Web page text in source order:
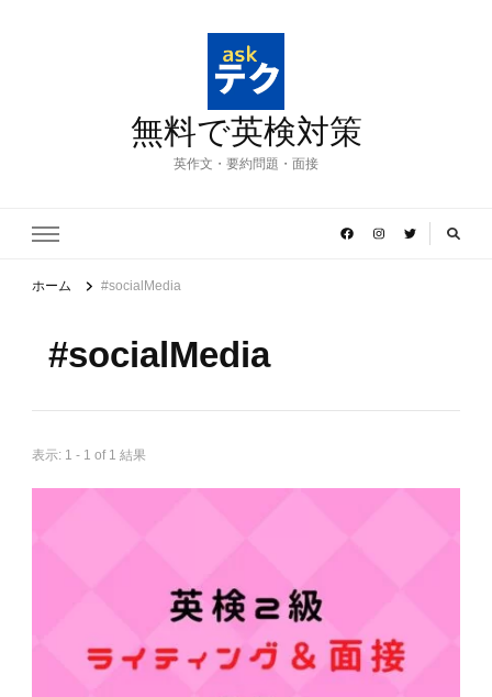
無料で英検対策
英作文・要約問題・面接
ホーム #socialMedia
#socialMedia
表示: 1 - 1 of 1 結果